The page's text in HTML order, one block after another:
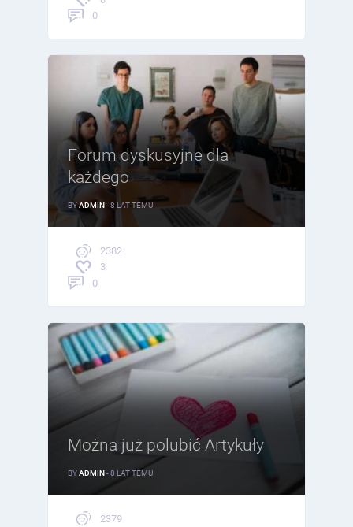
0
Forum dyskusyjne dla
każdego
BYADMIN - 8 LAT TEMU
2382
3
0
Można już polubić Artykuły
BYADMIN- 8 LAT TEMU
2379